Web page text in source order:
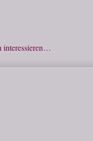
interessieren…